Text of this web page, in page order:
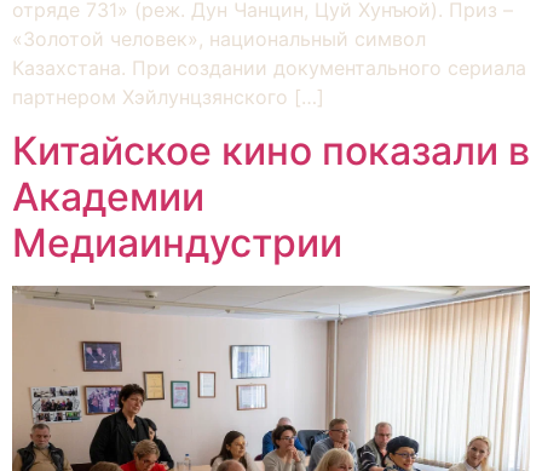
отряде 731» (реж. Дун Чанцин, Цуй Хунъюй). Приз –
«Золотой человек», национальный символ
Казахстана. При создании документального сериала
партнером Хэйлунцзянского […]
Китайское кино показали в
Академии
Медиаиндустрии